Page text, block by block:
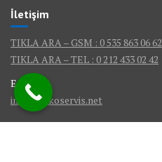
İletişim
TIKLA ARA – GSM : 0 535 863 06 62
TIKLA ARA – TEL : 0 212 433 02 42
E-Mail :
info@bekoservis.net